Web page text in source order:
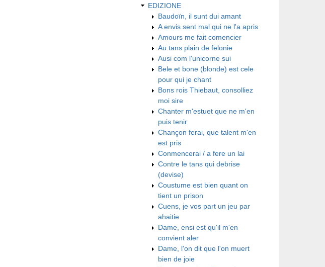
EDIZIONE
Baudoïn, il sunt dui amant
A envis sent mal qui ne l'a apris
Amours me fait comencier
Au tans plain de felonie
Ausi com l'unicorne sui
Bele et bone (blonde) est cele
pour qui je chant
Bons rois Thiebaut, consolliez
moi sire
Chanter m'estuet que ne m'en
puis tenir
Chançon ferai, que talent m'en
est pris
Conmencerai / a fere un lai
Contre le tans qui debrise
(devise)
Coustume est bien quant on
tient un prison
Cuens, je vos part un jeu par
ahaitie
Dame, ensi est qu'il m'en
convient aler
Dame, l'on dit que l'on muert
bien de joie